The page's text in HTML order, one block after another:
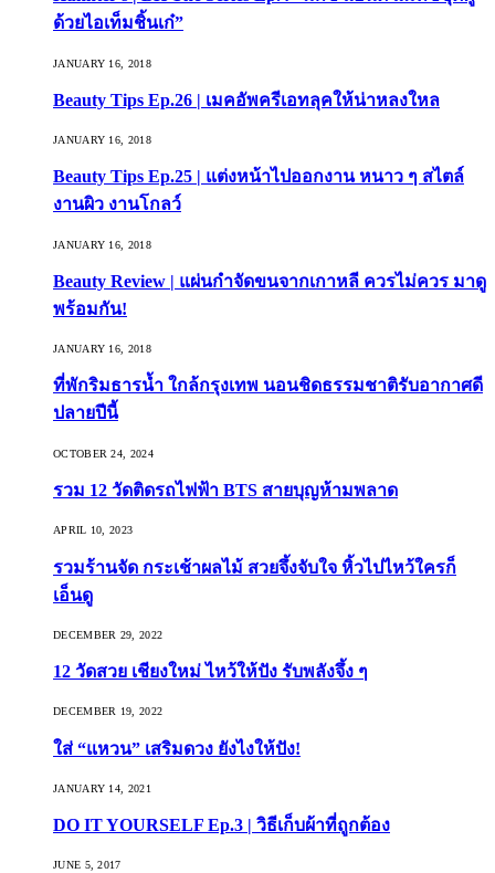
ด้วยไอเท็มชิ้นเก๋”
JANUARY 16, 2018
Beauty Tips Ep.26 | เมคอัพครีเอทลุคให้น่าหลงใหล
JANUARY 16, 2018
Beauty Tips Ep.25 | แต่งหน้าไปออกงาน หนาว ๆ สไตล์
งานผิว งานโกลว์
JANUARY 16, 2018
Beauty Review | แผ่นกำจัดขนจากเกาหลี ควรไม่ควร มาดู
พร้อมกัน!
JANUARY 16, 2018
ที่พักริมธารน้ำ ใกล้กรุงเทพ นอนชิดธรรมชาติรับอากาศดี
ปลายปีนี้
OCTOBER 24, 2024
รวม 12 วัดติดรถไฟฟ้า BTS สายบุญห้ามพลาด
APRIL 10, 2023
รวมร้านจัด กระเช้าผลไม้ สวยจึ้งจับใจ หิ้วไปไหว้ใครก็
เอ็นดู
DECEMBER 29, 2022
12 วัดสวย เชียงใหม่ ไหว้ให้ปัง รับพลังจึ้ง ๆ
DECEMBER 19, 2022
ใส่ “แหวน” เสริมดวง ยังไงให้ปัง!
JANUARY 14, 2021
DO IT YOURSELF Ep.3 | วิธีเก็บผ้าที่ถูกต้อง
JUNE 5, 2017